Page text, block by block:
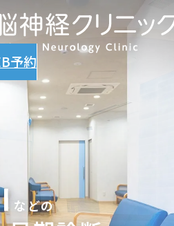
予約
などの